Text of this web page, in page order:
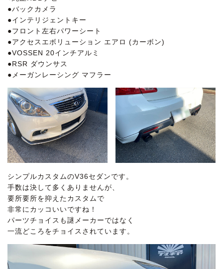
●バックカメラ
●インテリジェントキー
●フロント左右パワーシート
●アクセスエボリューション エアロ (カーボン)
●VOSSEN 20インチアルミ
●RSR ダウンサス
●メーガンレーシング マフラー
シンプルカスタムのV36セダンです。
手数は決して多くありませんが、
要所要所を抑えたカスタムで
非常にカッコいいですね！
パーツチョイスも謎メーカーではなく
一流どころをチョイスされています。